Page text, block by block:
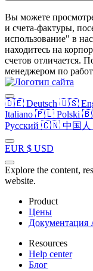
Вы можете
и счета-фактуры,
использование" в
находитесь на
счетов отличается.
менеджером по
🇩🇪 Deutsch 🇺🇸
Italiano 🇵🇱 Polski
Русский 🇨🇳 中国人
EUR $ USD
Explore the content,
website.
Product
Цены
Документация
Resources
Help center
Блог